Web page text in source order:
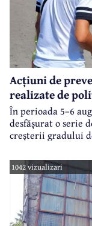
Acțiuni de
realizate de
În perioada 5–6
desfășurat o serie
creșterii gradului
estival.
1042 vizualizari